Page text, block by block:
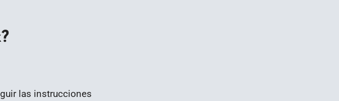
las instrucciones